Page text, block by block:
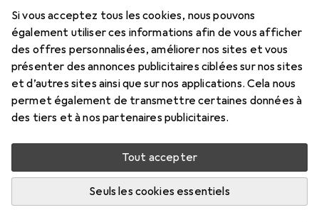
Si vous acceptez tous les cookies, nous pouvons
également utiliser ces informations afin de vous afficher
des offres personnalisées, améliorer nos sites et vous
présenter des annonces publicitaires ciblées sur nos sites
et d’autres sites ainsi que sur nos applications. Cela nous
permet également de transmettre certaines données à
des tiers et à nos partenaires publicitaires.
Tout accepter
Seuls les cookies essentiels